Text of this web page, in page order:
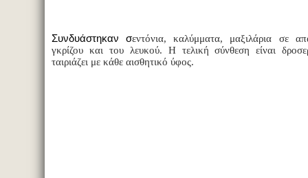
Συνδυάστηκαν σεντόνια, καλύμματα, μαξιλάρια σε
γκρίζου και του λευκού. Η τελική σύνθεση είναι
ταιριάζει με κάθε αισθητικό ύφος.